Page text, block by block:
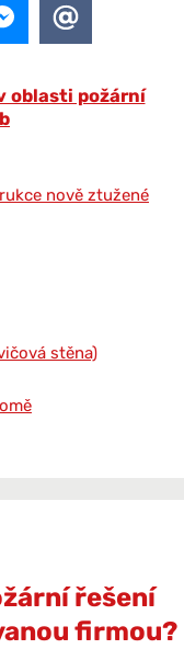
oblasti požární
nově ztužené
stěna)
řešení
firmou?